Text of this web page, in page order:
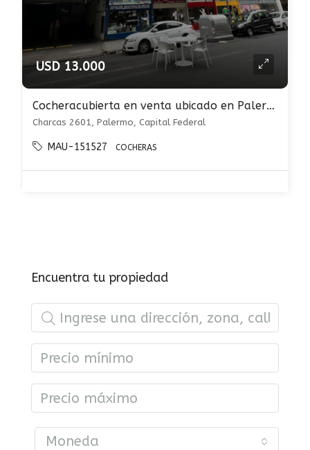
USD 13.000
Cocheracubierta en venta ubicado en Palermo
Charcas 2601, Palermo, Capital Federal
MAU-151527 COCHERAS
Encuentra tu propiedad
Moneda